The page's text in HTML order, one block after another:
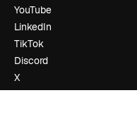
YouTube
LinkedIn
TikTok
Discord
X
Reddit